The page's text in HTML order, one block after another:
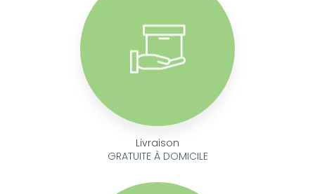
Livraison
GRATUITE À DOMICILE